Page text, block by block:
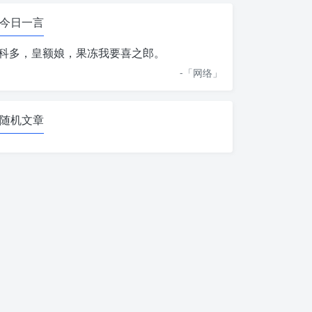
今日一言
多，皇额娘，果冻我要喜之郎。
-「网络 」
随机文章